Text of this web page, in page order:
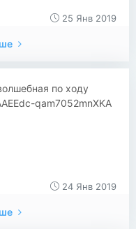
25 Янв 2019
по ходу
qam7052mnXKA
24 Янв 2019